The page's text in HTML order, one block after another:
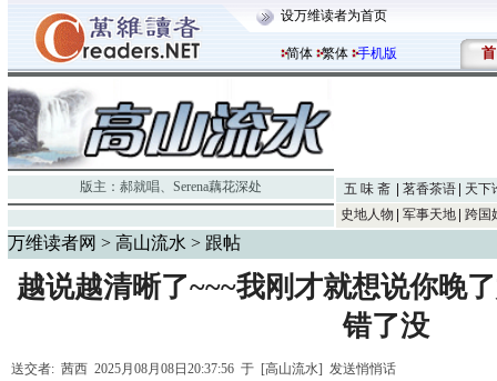
设万维读者为首页
简体 繁体 手机版 首
版主： 郝就唱、 Serena藕花深处 五 味 斋 茗香茶语
天下
史地人物
军事天地 跨国
万维读者网 > 高山流水 > 跟帖
越说越清晰了~~~我刚才就想说你晚
错了没
送交者: 茜西 2025月08月08日20:37:56 于 [高山流水] 发送悄悄话